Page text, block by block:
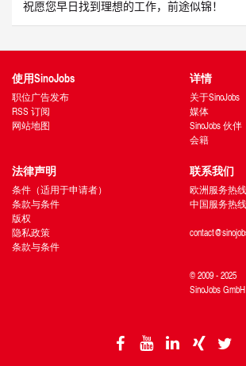
祝愿您早日找到理想的工作，前途似锦！
使用SinoJobs
职位广告发布
RSS 订阅
网站地图
详情
关于SinoJobs
媒体
SinoJobs 伙伴
会籍
法律声明
条件（适用于申请者）
条款与条件
版权
隐私政策
条款与条件
联系我们
欧洲服务热线:
中国服务热线:
© 2009 - 2025
SinoJobs GmbH